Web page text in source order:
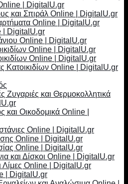
| DigitalU.gr
και Σπιράλ Online | DigitalU.gr
Online | DigitalU.gr
| DigitalU.gr
Online | DigitalU.gr
Online | DigitalU.gr
Online | DigitalU.gr
Κατοικιδίων Online | DigitalU.gr
Ζυγαριές και Θερμοκολλητικά
και Οικοδομικά Online |
Online | DigitalU.gr
Online | DigitalU.gr
Online | DigitalU.gr
και Δίσκοι Online | DigitalU.gr
Λίμες Online | DigitalU.gr
| DigitalU.gr